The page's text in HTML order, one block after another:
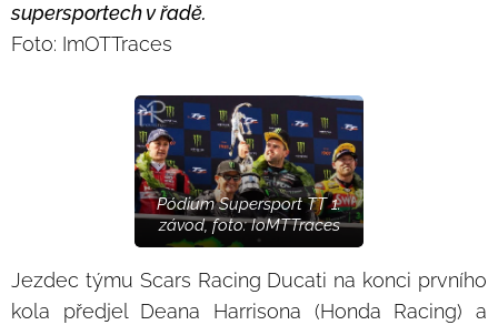
supersportech v řadě.
Foto: ImOTTraces
Pódium Supersport TT 1.
závod, foto: IoMTTraces
Jezdec týmu Scars Racing Ducati na konci prvního
kola předjel Deana Harrisona (Honda Racing) a